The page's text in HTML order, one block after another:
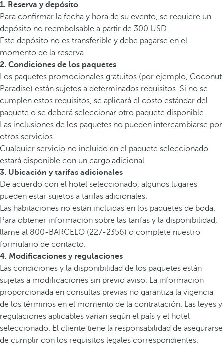
1. Reserva y depósito
Para confirmar la fecha y hora de su evento, se requiere un
depósito no reembolsable a partir de 300 USD.
Este depósito no es transferible y debe pagarse en el
momento de la reserva.
2. Condiciones de los paquetes
Los paquetes promocionales gratuitos (por ejemplo, Coconut
Paradise) están sujetos a determinados requisitos. Si no se
cumplen estos requisitos, se aplicará el costo estándar del
paquete o se deberá seleccionar otro paquete disponible.
Las inclusiones de los paquetes no pueden intercambiarse por
otros servicios.
Cualquier servicio no incluido en el paquete seleccionado
estará disponible con un cargo adicional.
3. Ubicación y tarifas adicionales
De acuerdo con el hotel seleccionado, algunos lugares
pueden estar sujetos a tarifas adicionales.
Las habitaciones no están incluidas en los paquetes de boda.
Para obtener información sobre las tarifas y la disponibilidad,
llame al 800-BARCELO (227-2356) o complete nuestro
formulario de contacto.
4. Modificaciones y regulaciones
Las condiciones y la disponibilidad de los paquetes están
sujetas a modificaciones sin previo aviso. La información
proporcionada en consultas previas no garantiza la vigencia
de los términos en el momento de la contratación. Las leyes y
regulaciones aplicables varían según el país y el hotel
seleccionado. El cliente tiene la responsabilidad de asegurarse
de cumplir con los requisitos legales correspondientes.